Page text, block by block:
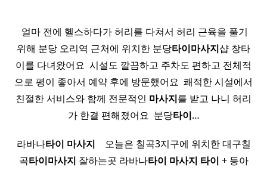
​ 얼마 전에 헬스하다가 허리를 다쳐서 허리 근육을 풀기
위해 분당 오리역 근처에 위치한 분당타이마사지샵 창타
이를 다녀왔어요 ​ 시설도 깔끔하고 주차도 편하고 전체적
으로 평이 좋아서 예약 후에 방문했어요 ​ 쾌적한 시설에서
친절한 서비스와 함께 전문적인 마사지를 받고 나니 허리
가 한결 편해졌어요 ​ 분당타이…
라바나타이 마사지 ​ ​ ​ 오늘은 칠곡3지구에 위치한 대구칠
곡타이마사지 잘하는곳 라바나타이 마사지 타이 + 등아